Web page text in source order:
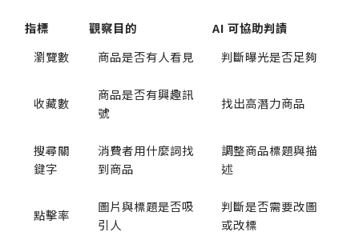
指標 觀察目的
AI 可協助判讀
瀏覽數
商品是否有人看見 判斷曝光是否足夠
收藏數
商品是否有興趣訊
號
找出高潛力商品
搜尋關
鍵字
消費者用什麼詞找
到商品
調整商品標題與描
述
點擊率
圖片與標題是否吸
引人
判斷是否需要改圖
或改標